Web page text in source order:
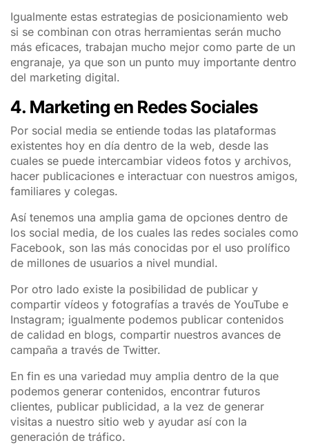
Igualmente estas estrategias de posicionamiento web
si se combinan con otras herramientas serán mucho
más eficaces, trabajan mucho mejor como parte de un
engranaje, ya que son un punto muy importante dentro
del marketing digital.
4. Marketing en Redes Sociales
Por social media se entiende todas las plataformas
existentes hoy en día dentro de la web, desde las
cuales se puede intercambiar videos fotos y archivos,
hacer publicaciones e interactuar con nuestros amigos,
familiares y colegas.
Así tenemos una amplia gama de opciones dentro de
los social media, de los cuales las redes sociales como
Facebook, son las más conocidas por el uso prolífico
de millones de usuarios a nivel mundial.
Por otro lado existe la posibilidad de publicar y
compartir vídeos y fotografías a través de YouTube e
Instagram; igualmente podemos publicar contenidos
de calidad en blogs, compartir nuestros avances de
campaña a través de Twitter.
En fin es una variedad muy amplia dentro de la que
podemos generar contenidos, encontrar futuros
clientes, publicar publicidad, a la vez de generar
visitas a nuestro sitio web y ayudar así con la
generación de tráfico.